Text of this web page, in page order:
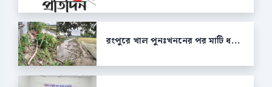
রংপুরে খাল পুনঃখননের পর মাটি ধ...